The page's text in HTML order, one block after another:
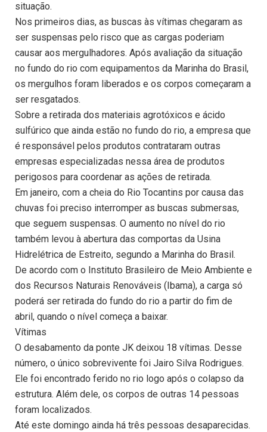
situação.
Nos primeiros dias, as buscas às vítimas chegaram as
ser suspensas pelo risco que as cargas poderiam
causar aos mergulhadores. Após avaliação da situação
no fundo do rio com equipamentos da Marinha do Brasil,
os mergulhos foram liberados e os corpos começaram a
ser resgatados.
Sobre a retirada dos materiais agrotóxicos e ácido
sulfúrico que ainda estão no fundo do rio, a empresa que
é responsável pelos produtos contrataram outras
empresas especializadas nessa área de produtos
perigosos para coordenar as ações de retirada.
Em janeiro, com a cheia do Rio Tocantins por causa das
chuvas foi preciso interromper as buscas submersas,
que seguem suspensas. O aumento no nível do rio
também levou à abertura das comportas da Usina
Hidrelétrica de Estreito, segundo a Marinha do Brasil.
De acordo com o Instituto Brasileiro de Meio Ambiente e
dos Recursos Naturais Renováveis (Ibama), a carga só
poderá ser retirada do fundo do rio a partir do fim de
abril, quando o nível começa a baixar.
Vítimas
O desabamento da ponte JK deixou 18 vítimas. Desse
número, o único sobrevivente foi Jairo Silva Rodrigues.
Ele foi encontrado ferido no rio logo após o colapso da
estrutura. Além dele, os corpos de outras 14 pessoas
foram localizados.
Até este domingo ainda há três pessoas desaparecidas.